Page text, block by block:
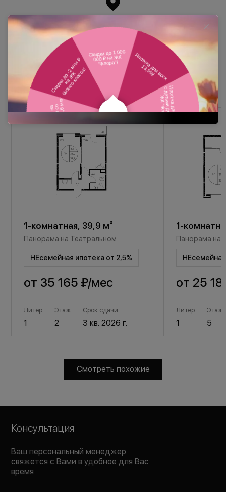
Похожие планировки
1-комнатная, 39,9 м²
Панорама на Театральном
НЕсемейная ипотека от 2,5%
от 35 165 ₽/мес
Литер
1
Этаж
2
Срок сдачи
3 кв. 2026 г.
1-
Панорама на
от 25
Литер
1
Этаж
5
Смотреть похожие
Консультация
Ваш персональный менеджер
свяжется с Вами в удобное для Вас
время